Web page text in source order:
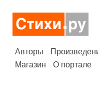
Авторы
Магазин
О портале